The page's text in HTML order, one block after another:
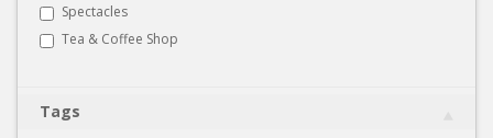
Spectacles
Tea & Coffee Shop
Tags